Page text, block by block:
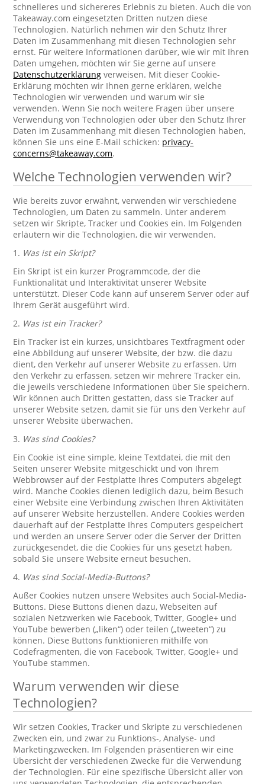
schnelleres und sichereres Erlebnis zu bieten. Auch die von
Takeaway.com eingesetzten Dritten nutzen diese
Technologien. Natürlich nehmen wir den Schutz Ihrer
Daten im Zusammenhang mit diesen Technologien sehr
ernst. Für weitere Informationen darüber, wie wir mit Ihren
Daten umgehen, möchten wir Sie gerne auf unsere
Datenschutzerklärung verweisen. Mit dieser Cookie-
Erklärung möchten wir Ihnen gerne erklären, welche
Technologien wir verwenden und warum wir sie
verwenden. Wenn Sie noch weitere Fragen über unsere
Verwendung von Technologien oder über den Schutz Ihrer
Daten im Zusammenhang mit diesen Technologien haben,
können Sie uns eine E-Mail schicken: privacy-
concerns@takeaway.com.
Welche Technologien verwenden wir?
Wie bereits zuvor erwähnt, verwenden wir verschiedene
Technologien, um Daten zu sammeln. Unter anderem
setzen wir Skripte, Tracker und Cookies ein. Im Folgenden
erläutern wir die Technologien, die wir verwenden.
1. Was ist ein Skript?
Ein Skript ist ein kurzer Programmcode, der die
Funktionalität und Interaktivität unserer Website
unterstützt. Dieser Code kann auf unserem Server oder auf
Ihrem Gerät ausgeführt wird.
2. Was ist ein Tracker?
Ein Tracker ist ein kurzes, unsichtbares Textfragment oder
eine Abbildung auf unserer Website, der bzw. die dazu
dient, den Verkehr auf unserer Website zu erfassen. Um
den Verkehr zu erfassen, setzen wir mehrere Tracker ein,
die jeweils verschiedene Informationen über Sie speichern.
Wir können auch Dritten gestatten, dass sie Tracker auf
unserer Website setzen, damit sie für uns den Verkehr auf
unserer Website überwachen.
3. Was sind Cookies?
Ein Cookie ist eine simple, kleine Textdatei, die mit den
Seiten unserer Website mitgeschickt und von Ihrem
Webbrowser auf der Festplatte Ihres Computers abgelegt
wird. Manche Cookies dienen lediglich dazu, beim Besuch
einer Website eine Verbindung zwischen Ihren Aktivitäten
auf unserer Website herzustellen. Andere Cookies werden
dauerhaft auf der Festplatte Ihres Computers gespeichert
und werden an unsere Server oder die Server der Dritten
zurückgesendet, die die Cookies für uns gesetzt haben,
sobald Sie unsere Website erneut besuchen.
4. Was sind Social-Media-Buttons?
Außer Cookies nutzen unsere Websites auch Social-Media-
Buttons. Diese Buttons dienen dazu, Webseiten auf
sozialen Netzwerken wie Facebook, Twitter, Google+ und
YouTube bewerben („liken“) oder teilen („tweeten“) zu
können. Diese Buttons funktionieren mithilfe von
Codefragmenten, die von Facebook, Twitter, Google+ und
YouTube stammen.
Warum verwenden wir diese
Technologien?
Wir setzen Cookies, Tracker und Skripte zu verschiedenen
Zwecken ein, und zwar zu Funktions-, Analyse- und
Marketingzwecken. Im Folgenden präsentieren wir eine
Übersicht der verschiedenen Zwecke für die Verwendung
der Technologien. Für eine spezifische Übersicht aller von